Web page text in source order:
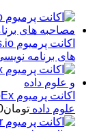
‌های برنامه
علوم داده تومان